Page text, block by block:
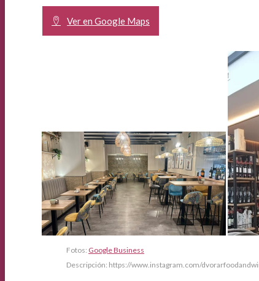
Ver en Google Maps
Fotos: Google Business
Descripción: https://www.instagram.com/